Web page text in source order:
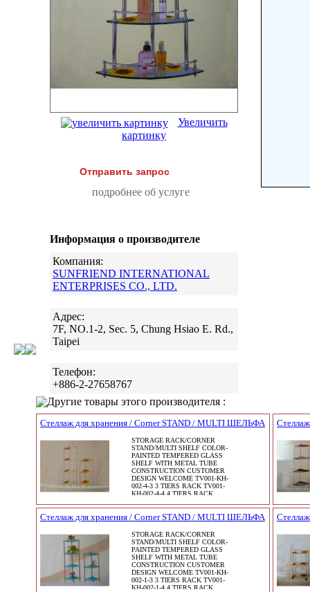
Увеличить
картинку
Отправить запрос
подробнее об услуге
Информация о производителе
Компания:
SUNFRIEND INTERNATIONAL
ENTERPRISES CO., LTD.
Адрес:
7F, NO.1-2, Sec. 5, Chung Hsiao E. Rd.,
Taipei
Телефон:
+886-2-27658767
Другие товары этого производителя :
Стеллаж для хранения / Corner STAND / MULTI ШЕЛЬФА
STORAGE RACK/CORNER
STAND/MULTI SHELF COLOR-
PAINTED TEMPERED GLASS
SHELF WITH METAL TUBE
CONSTRUCTION CUSTOMER
DESIGN WELCOME TV001-KH-
002-4-3 3 TIERS RACK TV001-
KH-002-4-4 4 TIERS RACK
Стеллаж для хранения / Corner STAND / MULTI ШЕЛЬФА
STORAGE RACK/CORNER
STAND/MULTI SHELF COLOR-
PAINTED TEMPERED GLASS
SHELF WITH METAL TUBE
CONSTRUCTION CUSTOMER
DESIGN WELCOME TV001-KH-
002-1-3 3 TIERS RACK TV001-
KH-002-1-4 4 TIERS RACK